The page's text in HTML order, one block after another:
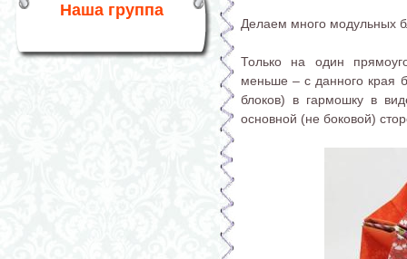
Наша группа
Делаем много модульных
Только на один
меньше – с данного края
блоков) в гармошку в
основной (не боковой)